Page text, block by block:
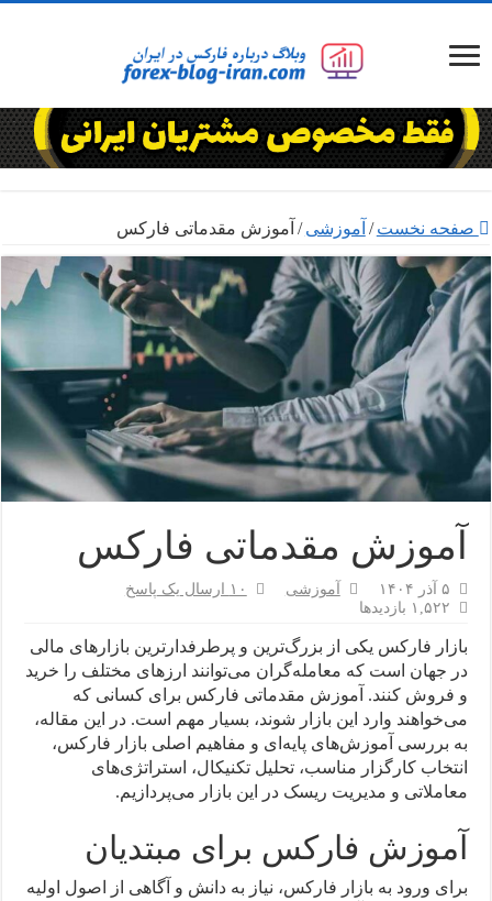
صفحه نخست / آموزشی / آموزش مقدماتی فارکس
آموزش مقدماتی فارکس
۵ آذر ۱۴۰۴ آموزشی
۱۰ ارسال یک پاسخ
۱,۵۲۲ بازدیدها
بازار فارکس یکی از بزرگ‌ترین و پرطرفدارترین بازارهای مالی
در جهان است که معامله‌گران می‌توانند ارزهای مختلف را خرید
و فروش کنند. آموزش مقدماتی فارکس برای کسانی که
می‌خواهند وارد این بازار شوند، بسیار مهم است. در این مقاله،
به بررسی آموزش‌های پایه‌ای و مفاهیم اصلی بازار فارکس،
انتخاب کارگزار مناسب، تحلیل تکنیکال، استراتژی‌های
معاملاتی و مدیریت ریسک در این بازار می‌پردازیم.
آموزش فارکس برای مبتدیان
برای ورود به بازار فارکس، نیاز به دانش و آگاهی از اصول اولیه